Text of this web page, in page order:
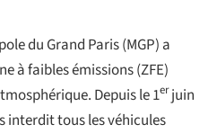
du Grand Paris (MGP) a
à faibles émissions (ZFE)
Depuis le 1erjuin
interdit tous les véhicules